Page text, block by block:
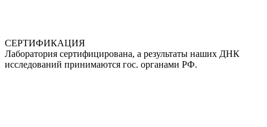
СЕРТИФИКАЦИЯ
Лаборатория сертифицирована, а результаты наших ДНК
исследований принимаются гос. органами РФ.